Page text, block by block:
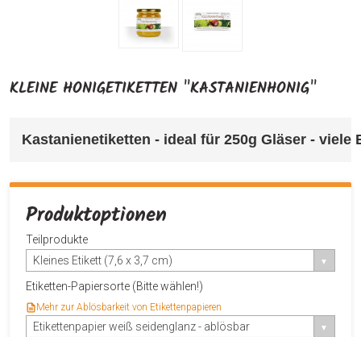
KLEINE HONIGETIKETTEN "KASTANIENHONIG"
Kastanienetiketten - ideal für 250g Gläser - viele
Produktoptionen
Teilprodukte
Kleines Etikett (7,6 x 3,7 cm)
Etiketten-Papiersorte (Bitte wählen!)
Mehr zur Ablösbarkeit von Etikettenpapieren
Etikettenpapier weiß seidenglanz - ablösbar